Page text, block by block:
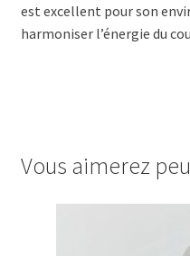
est excellent pour son
harmoniser l’énergie du
Vous aimerez